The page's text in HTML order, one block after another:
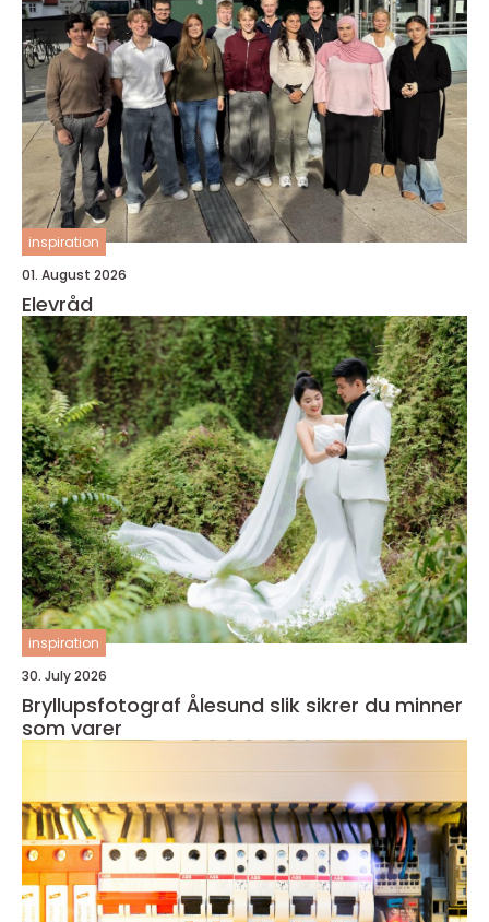
inspiration
01. August 2026
Elevråd
inspiration
30. July 2026
Bryllupsfotograf Ålesund slik sikrer du minner
som varer